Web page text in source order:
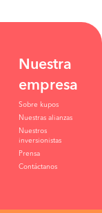
Nuestra
empresa
Sobre kupos
Nuestras alianzas
Nuestros
inversionistas
Prensa
Contáctanos